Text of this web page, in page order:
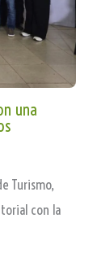
una
Turismo,
con la